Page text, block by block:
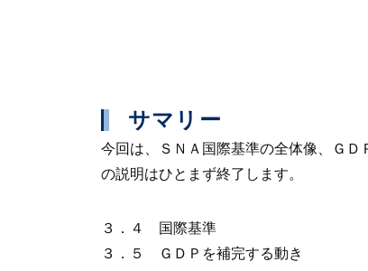
サマリー
今回は、ＳＮＡ国際基準の全体像、Ｇ
の説明はひとまず終了します。
３．４ 国際基準
３．５ ＧＤＰを補完する動き